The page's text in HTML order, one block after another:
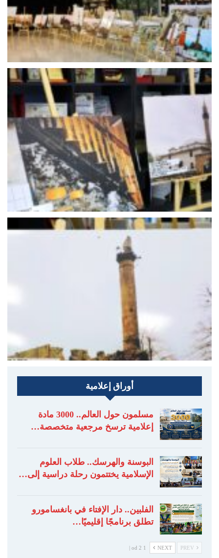
أوراق إعلامية
مسلمون حول العالم.. 3000 مادة
إعلامية ترسخ مرجعية متخصصة…
البوسنة والهرسك.. طلاب العلوم
الإسلامية يختتمون رحلة دراسية إلى…
الفلبين.. دار الإفتاء في بانغسامورو
تطلق برنامجًا إقليميًا…
NEXT
1 od 2 |